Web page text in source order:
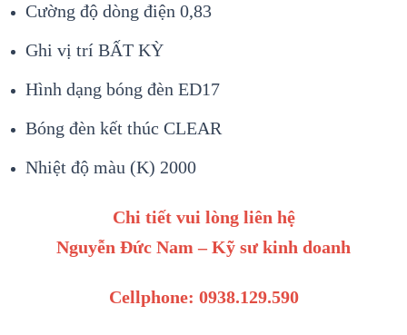
Cường độ dòng điện 0,83
Ghi vị trí BẤT KỲ
Hình dạng bóng đèn ED17
Bóng đèn kết thúc CLEAR
Nhiệt độ màu (K) 2000
Chi tiết vui lòng liên hệ
Nguyễn Đức Nam – Kỹ sư kinh doanh
Cellphone: 0938.129.590